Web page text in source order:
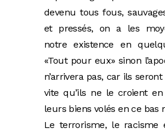
devenu tous fous,
et pressés, on a les
notre existence en
«Tout pour eux» sinon
n’arrivera pas, car ils
vite qu’ils ne le croient
leurs biens volés en ce bas
Le terrorisme, le racisme